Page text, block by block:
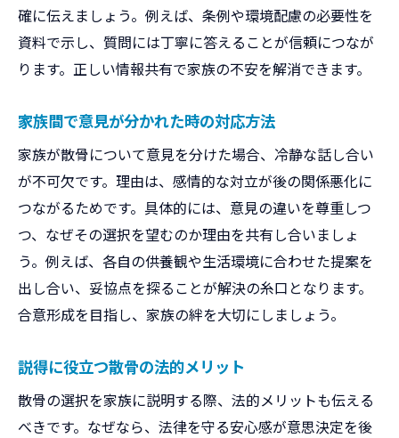
確に伝えましょう。例えば、条例や環境配慮の必要性を
資料で示し、質問には丁寧に答えることが信頼につなが
ります。正しい情報共有で家族の不安を解消できます。
家族間で意見が分かれた時の対応方法
家族が散骨について意見を分けた場合、冷静な話し合い
が不可欠です。理由は、感情的な対立が後の関係悪化に
つながるためです。具体的には、意見の違いを尊重しつ
つ、なぜその選択を望むのか理由を共有し合いましょ
う。例えば、各自の供養観や生活環境に合わせた提案を
出し合い、妥協点を探ることが解決の糸口となります。
合意形成を目指し、家族の絆を大切にしましょう。
説得に役立つ散骨の法的メリット
散骨の選択を家族に説明する際、法的メリットも伝える
べきです。なぜなら、法律を守る安心感が意思決定を後